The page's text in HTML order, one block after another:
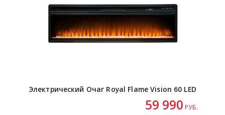
Электрический Очаг Royal Flame Vision 60 LED
59 990 РУБ.